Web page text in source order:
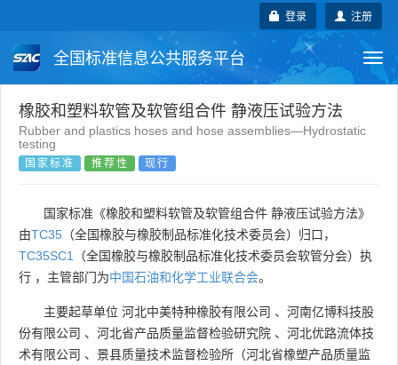
注册
登录
全国标准信息公共服务平台
国家标准 行业标准 地方标准
团体标准
橡胶和塑料软管及软管组合件 静液压试验方法
Rubber and plastics hoses and hose assemblies—Hydrostatic
testing
国家标准 推荐性 现行
国家标准《橡胶和塑料软管及软管组合件 静液压试验方法》
由TC35 （全国橡胶与橡胶制品标准化技术委员会）归口，
TC35SC1
（全国橡胶与橡胶制品标准化技术委员会软管分会）执
行 ，主管部门为中国石油和化学工业联合会。
主要起草单位 河北中美特种橡胶有限公司 、 河南亿博科技股
份有限公司 、 河北省产品质量监督检验研究院 、 河北优路流体技
术有限公司 、 景县质量技术监督检验所（河北省橡塑产品质量监